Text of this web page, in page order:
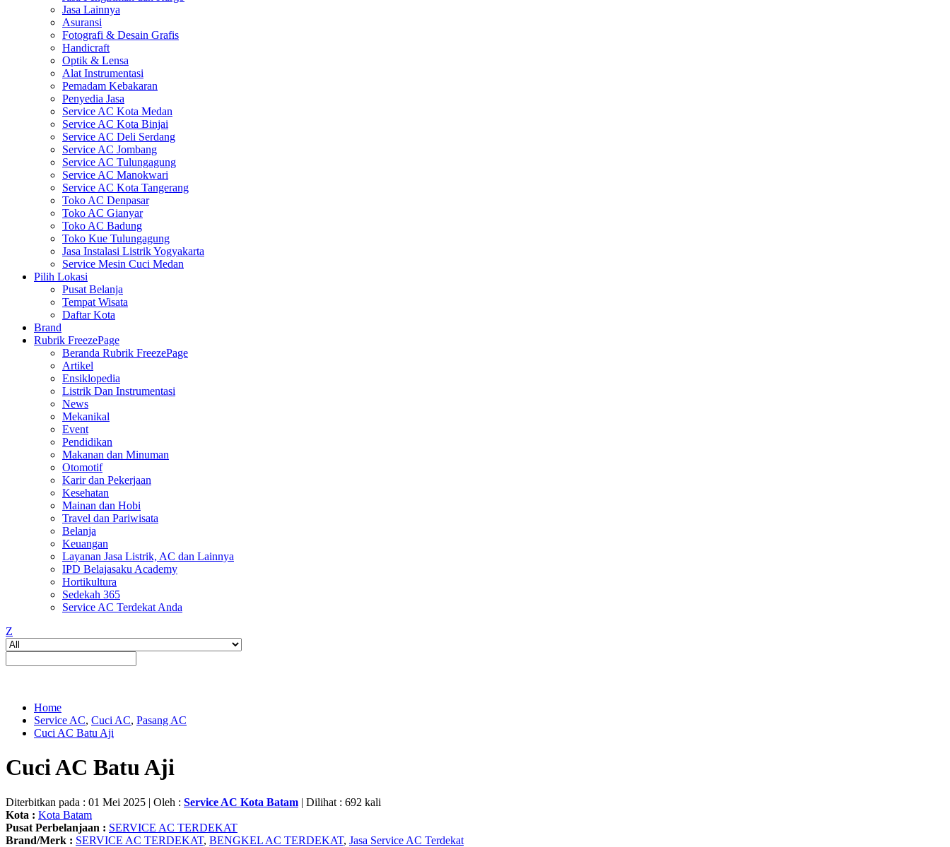
Jasa Lainnya
Asuransi
Fotografi & Desain Grafis
Handicraft
Optik & Lensa
Alat Instrumentasi
Pemadam Kebakaran
Penyedia Jasa
Service AC Kota Medan
Service AC Kota Binjai
Service AC Deli Serdang
Service AC Jombang
Service AC Tulungagung
Service AC Manokwari
Service AC Kota Tangerang
Toko AC Denpasar
Toko AC Gianyar
Toko AC Badung
Toko Kue Tulungagung
Jasa Instalasi Listrik Yogyakarta
Service Mesin Cuci Medan
Pilih Lokasi
Pusat Belanja
Tempat Wisata
Daftar Kota
Brand
Rubrik FreezePage
Beranda Rubrik FreezePage
Artikel
Ensiklopedia
Listrik Dan Instrumentasi
News
Mekanikal
Event
Pendidikan
Makanan dan Minuman
Otomotif
Karir dan Pekerjaan
Kesehatan
Mainan dan Hobi
Travel dan Pariwisata
Belanja
Keuangan
Layanan Jasa Listrik, AC dan Lainnya
IPD Belajasaku Academy
Hortikultura
Sedekah 365
Service AC Terdekat Anda
Z
Home
Service AC, Cuci AC, Pasang AC
Cuci AC Batu Aji
Cuci AC Batu Aji
Diterbitkan pada : 01 Mei 2025 | Oleh : Service AC Kota Batam | Dilihat : 692 kali
Kota : Kota Batam
Pusat Perbelanjaan : SERVICE AC TERDEKAT
Brand/Merk : SERVICE AC TERDEKAT, BENGKEL AC TERDEKAT, Jasa Service AC Terdekat